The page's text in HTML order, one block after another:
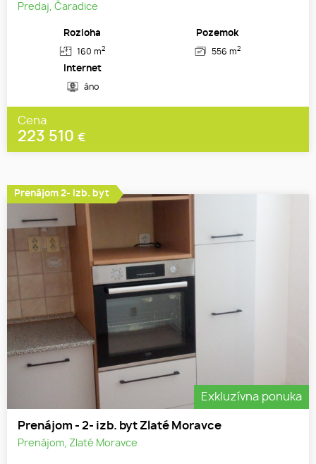
Predaj, Čaradice
Rozloha
160 m2
Pozemok
556 m2
Internet
áno
Cena
223 510 €
Exkluzívna ponuka
Prenájom - 2- izb. byt Zlaté Moravce
Prenájom, Zlaté Moravce
Prenájom 2- izb. byt